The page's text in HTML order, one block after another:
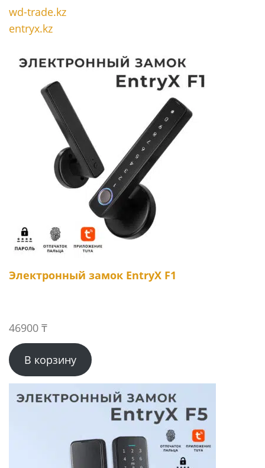
wd-trade.kz
entryx.kz
Электронный замок EntryX F1
46900 ₸
В корзину